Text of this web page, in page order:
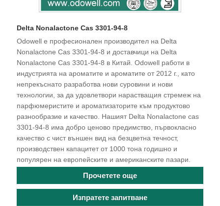
Delta Nonalactone Cas 3301-94-8
Odowell е професионален производител на Delta
Nonalactone Cas 3301-94-8 и доставчици на Delta
Nonalactone Cas 3301-94-8 в Китай. Odowell работи в
индустрията на ароматите и ароматите от 2012 г., като
непрекъснато разработва нови суровини и нови
технологии, за да удовлетвори нарастващия стремеж на
парфюмеристите и ароматизаторите към продуктово
разнообразие и качество. Нашият Delta Nonalactone cas
3301-94-8 има добро ценово предимство, първокласно
качество с чист външен вид на безцветна течност,
производствен капацитет от 1000 тона годишно и
популярен на европейските и американските пазари.
Прочетете още
Изпратете запитване